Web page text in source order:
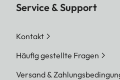
Service & Support
Kontakt
Häufig gestellte Fragen
Versand &